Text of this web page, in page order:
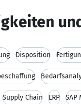
Disposition
Supply Chain ERP SAP